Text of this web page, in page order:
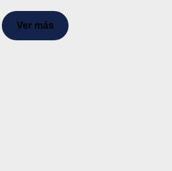
Ver más